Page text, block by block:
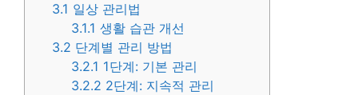
3.1 일상 관리법
3.1.1 생활 습관 개선
3.2 단계별 관리 방법
3.2.1 1단계: 기본 관리
3.2.2 2단계: 지속적 관리